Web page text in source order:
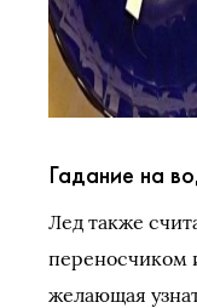
Гадание на
Лед также
желающая